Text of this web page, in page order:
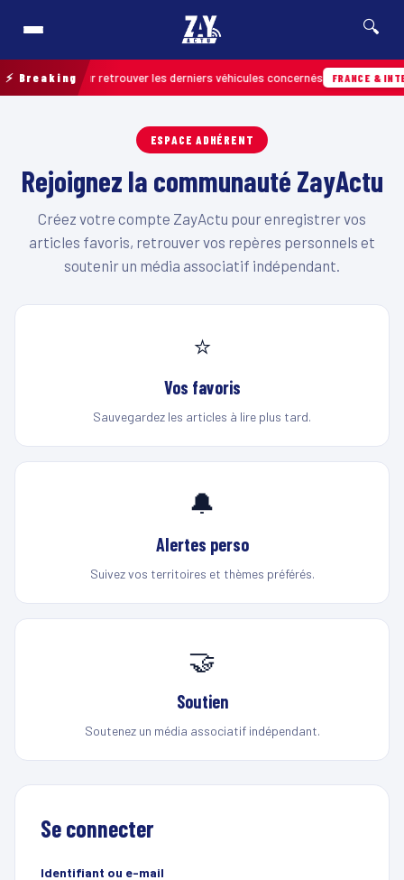
🔍
⚡ Breaking
de terrain pour retrouver les derniers véhicules concernés FRANCE &
ESPACE ADHÉRENT
Rejoignez la communauté ZayActu
Créez votre compte ZayActu pour enregistrer vos
articles favoris, retrouver vos repères personnels et
soutenir un média associatif indépendant.
⭐
Vos favoris
Sauvegardez les articles à lire plus tard.
🔔
Alertes perso
Suivez vos territoires et thèmes préférés.
🤝
Soutien
Soutenez un média associatif indépendant.
Se connecter
Identifiant ou e-mail